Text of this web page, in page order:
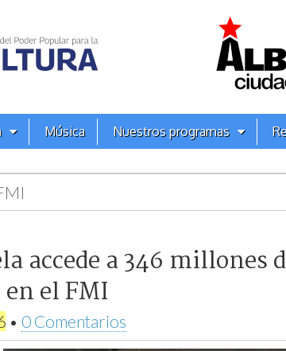
Música Nuestros programas
accede a 346 millones
el FMI
• 0 Comentarios